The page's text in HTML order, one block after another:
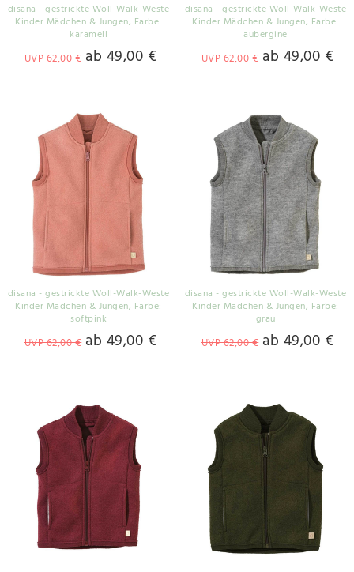
disana - gestrickte Woll-Walk-Weste
Kinder Mädchen & Jungen, Farbe:
karamell
UVP 62,00 € ab 49,00 €
disana - gestrickte Woll-Walk-Weste
Kinder Mädchen & Jungen, Farbe:
aubergine
UVP 62,00 € ab 49,00 €
disana - gestrickte Woll-Walk-Weste
Kinder Mädchen & Jungen, Farbe:
softpink
UVP 62,00 € ab 49,00 €
disana - gestrickte Woll-Walk-Weste
Kinder Mädchen & Jungen, Farbe:
grau
UVP 62,00 € ab 49,00 €